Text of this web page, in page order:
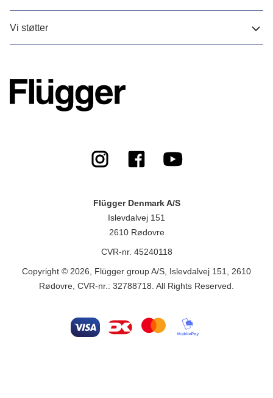
Vi støtter
Flügger Denmark A/S
Islevdalvej 151
2610 Rødovre
CVR-nr. 45240118
Copyright © 2026, Flügger group A/S, Islevdalvej 151, 2610
Rødovre, CVR-nr.: 32788718. All Rights Reserved.